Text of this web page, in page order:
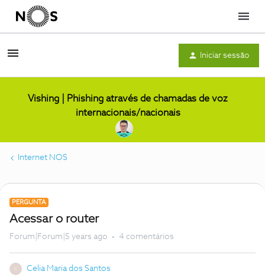
Menu
Iniciar sessão
Vishing | Phishing através de chamadas de voz
internacionais/nacionais
Internet NOS
PERGUNTA
Acessar o router
Forum|Forum|5 years ago 4 comentários
C Celia Maria dos Santos